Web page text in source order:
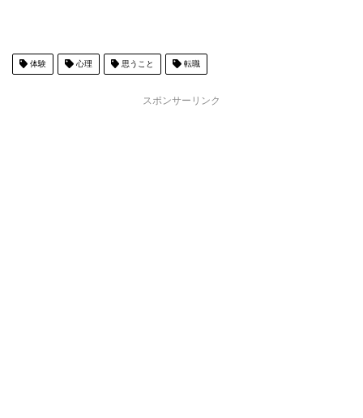
体験 心理 思うこと 転職
スポンサーリンク